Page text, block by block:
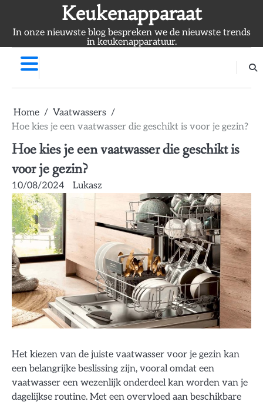
content
Keukenapparaat
In onze nieuwste blog bespreken we de nieuwste trends
in keukenapparatuur.
Home
Vaatwassers
Hoe kies je een vaatwasser die geschikt is voor je gezin?
Hoe kies je een vaatwasser die geschikt is
voor je gezin?
10/08/2024 Lukasz
Het kiezen van de juiste vaatwasser voor je gezin kan
een belangrijke beslissing zijn, vooral omdat een
vaatwasser een wezenlijk onderdeel kan worden van je
dagelijkse routine. Met een overvloed aan beschikbare